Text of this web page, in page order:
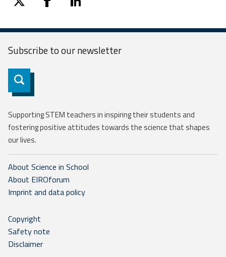
twitter facebooklinkedin
Subscribe to ournewsletter
Subscribe
Supporting STEM teachers in inspiring their students and
fostering positive attitudes towards the science that shapes
our lives.
About Science in School
About EIROforum
Imprint and data policy
Copyright
Safety note
Disclaimer